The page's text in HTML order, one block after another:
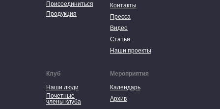
Статьи
Контакты
Наши проекты
Пресса
Видео
Продукция
Наши люди
Клуб
Календарь
Мероприятия
Присоединиться
Архив
Почетные
члены клуба